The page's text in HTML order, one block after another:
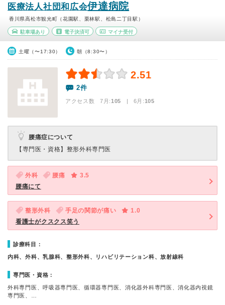
医療法人社団和広会伊達病院
香川県高松市観光町（花園駅、栗林駅、松島二丁目駅）
駐車場あり 電子決済可 マイナ受付
土曜（〜17:30） 朝（8:30〜）
2.51
2件
アクセス数 7月:105 | 6月:105
腰痛症について
【専門医・資格】 整形外科専門医
外科 腰痛
3.5
腰痛にて
整形外科 手足の関節が痛い
1.0
看護士がクスクス笑う
診療科目：
内科、外科、乳腺科、整形外科、リハビリテーション科、放射線科
専門医・資格：
外科専門医、呼吸器専門医、循環器専門医、消化器外科専門医、消化器内視鏡
専門医、…